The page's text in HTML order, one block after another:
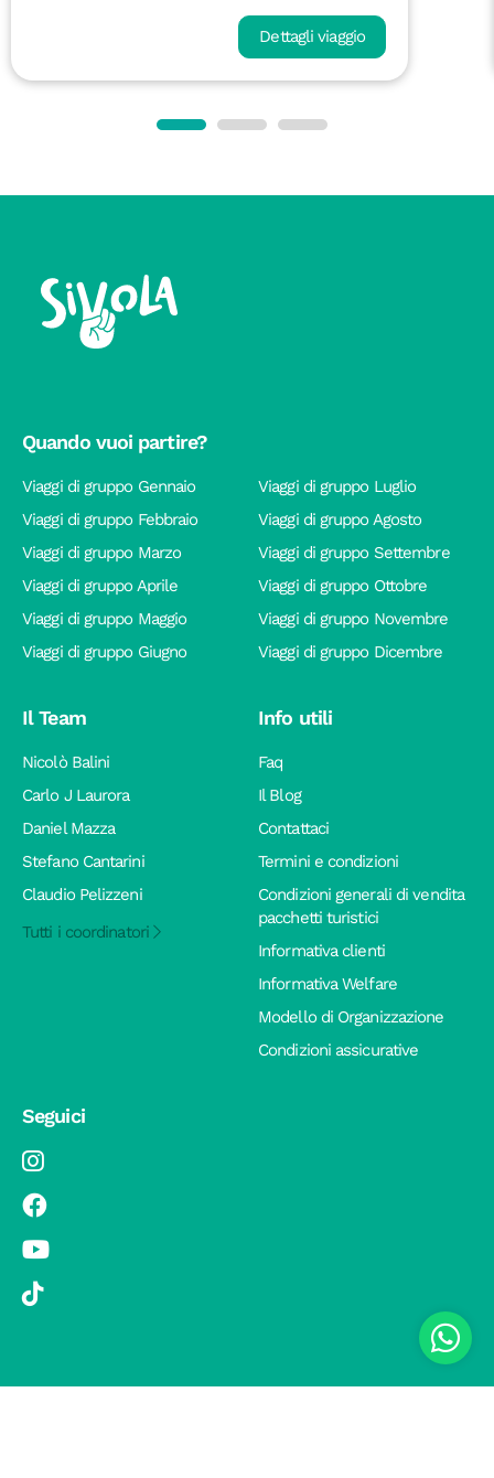
Dettagli viaggio
Quando vuoi partire?
Viaggi di gruppo Gennaio
Viaggi di gruppo Febbraio
Viaggi di gruppo Marzo
Viaggi di gruppo Aprile
Viaggi di gruppo Maggio
Viaggi di gruppo Giugno
Viaggi di gruppo Luglio
Viaggi di gruppo Agosto
Viaggi di gruppo Settembre
Viaggi di gruppo Ottobre
Viaggi di gruppo Novembre
Viaggi di gruppo Dicembre
Il Team
Nicolò Balini
Carlo J Laurora
Daniel Mazza
Stefano Cantarini
Claudio Pelizzeni
Tutti i coordinatori
Info utili
Faq
Il Blog
Contattaci
Termini e condizioni
Condizioni generali di vendita
pacchetti turistici
Informativa clienti
Informativa Welfare
Modello di Organizzazione
Condizioni assicurative
Seguici